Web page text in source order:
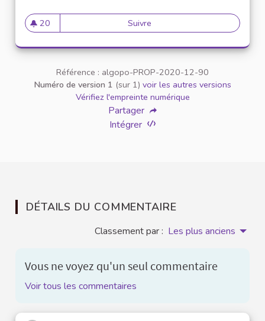
20
20 abonnés
Suivre Un podcast pour
Référence : algopo-PROP-2020-12-90
Numéro de version 1 (sur 1) voir les autres versions
Vérifiez l'empreinte numérique
Partager
Intégrer
DÉTAILS DU COMMENTAIRE
Classement par : Les plus anciens
Vous ne voyez qu'un seul commentaire
Voir tous les commentaires